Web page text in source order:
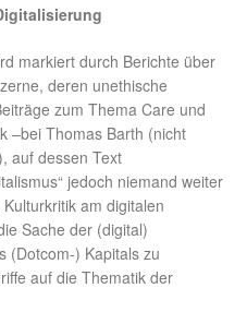
markiert durch Berichte über
deren unethische
zum Thema Care und
–bei Thomas Barth (nicht
auf dessen Text
jedoch niemand weiter
am digitalen
Sache der (digital)
(Dotcom-) Kapitals zu
auf die Thematik der